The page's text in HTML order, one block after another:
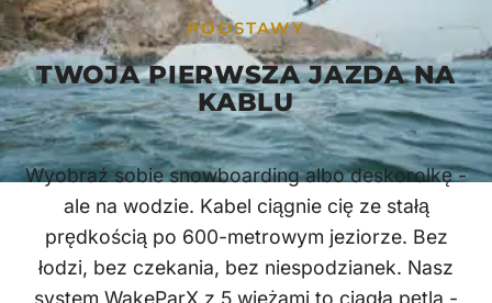
PODSTAWY
TWOJA PIERWSZA JAZDA NA
KABLU
Wyobraź sobie snowboarding albo deskorolkę -
ale na wodzie. Kabel ciągnie cię ze stałą
prędkością po 600-metrowym jeziorze. Bez
łodzi, bez czekania, bez niespodzianek. Nasz
system WakeParX z 5 wieżami to ciągła pętla -